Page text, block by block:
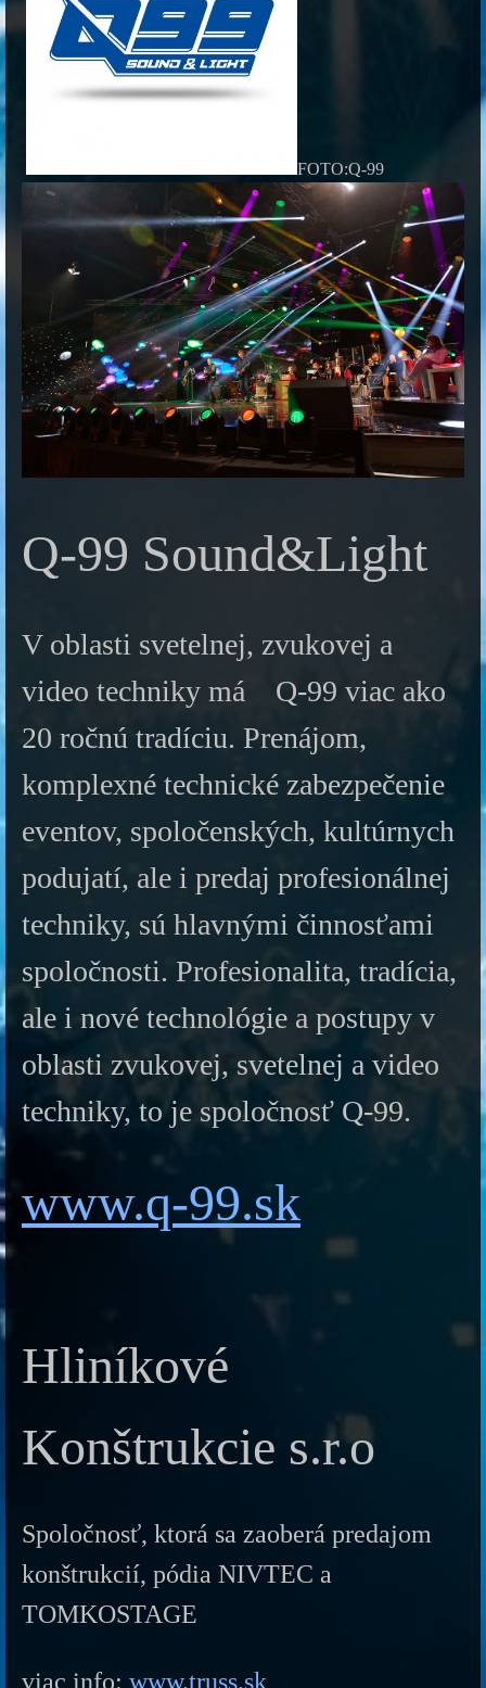
FOTO:Q-99
Q-99 Sound&Light
V oblasti svetelnej, zvukovej a
video techniky má Q-99 viac ako
20 ročnú tradíciu. Prenájom,
komplexné technické zabezpečenie
eventov, spoločenských, kultúrnych
podujatí, ale i predaj profesionálnej
techniky, sú hlavnými činnosťami
spoločnosti. Profesionalita, tradícia,
ale i nové technológie a postupy v
oblasti zvukovej, svetelnej a video
techniky, to je spoločnosť Q-99.
www.q-99.sk
Hliníkové
Konštrukcie s.r.o
Spoločnosť, ktorá sa zaoberá predajom
konštrukcií, pódia NIVTEC a
TOMKOSTAGE
viac info: www.truss.sk